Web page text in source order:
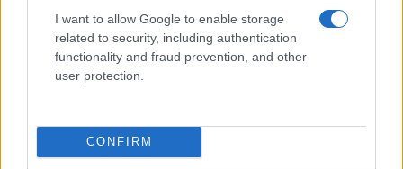
I want to allow Google to enable storage
related to security, including authentication
functionality and fraud prevention, and other
user protection.
CONFIRM